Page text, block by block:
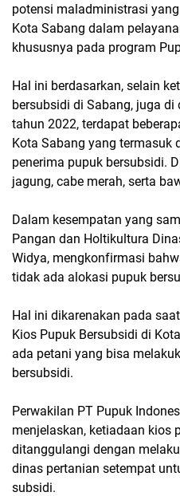
potensi maladministrasi
Kota Sabang dalam
khususnya pada program
Hal ini berdasarkan, selain
bersubsidi di Sabang, juga
tahun 2022, terdapat
Kota Sabang yang termasuk
penerima pupuk bersubsidi.
jagung, cabe merah, serta
Dalam kesempatan yang
Pangan dan Holtikultura
Widya, mengkonfirmasi
tidak ada alokasi pupuk
Hal ini dikarenakan pada
Kios Pupuk Bersubsidi di
ada petani yang bisa
bersubsidi.
Perwakilan PT Pupuk
menjelaskan, ketiadaan kios
ditanggulangi dengan
dinas pertanian setempat
subsidi.